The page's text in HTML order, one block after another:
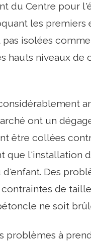
du Centre pour
les premiers
isolées
hauts niveaux
ont un
être collées
que l'installation
Des
de
ne soit
problèmes à